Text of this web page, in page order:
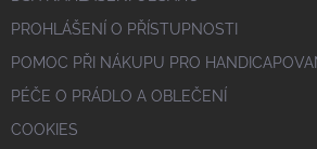
PROHLÁŠENÍ O PŘÍSTUPNOSTI
POMOC PŘI NÁKUPU PRO
PÉČE O PRÁDLO A OBLEČENÍ
COOKIES